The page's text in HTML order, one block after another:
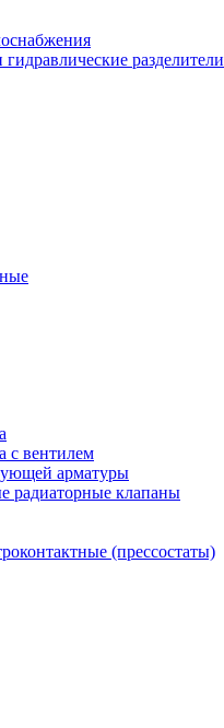
разделители
с вентилем
арматуры
радиаторные клапаны
(прессостаты)